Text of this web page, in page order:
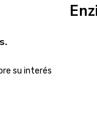
su interés